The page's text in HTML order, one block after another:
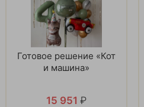
Готовое решение «Кот
и машина»
15 951 ₽